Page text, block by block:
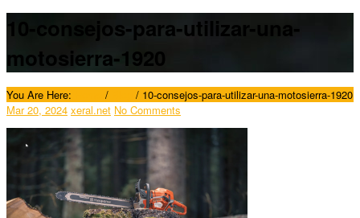
10-consejos-para-utilizar-una-
motosierra-1920
You Are Here: / / 10-consejos-para-utilizar-una-motosierra-1920
Mar 20, 2024 xeral.net No Comments